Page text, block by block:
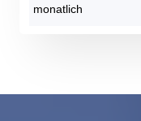
monatlich